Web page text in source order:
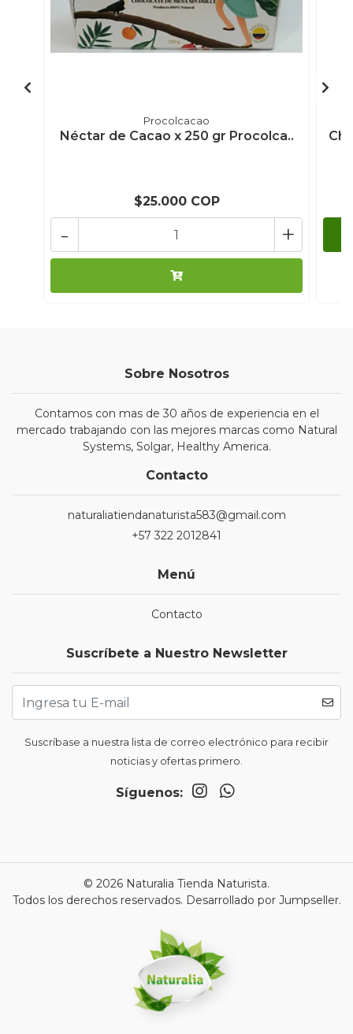
Procolcacao
Néctar de Cacao x 250 gr Procolca..
$25.000 COP
+
-
Sobre Nosotros
Contamos con mas de 30 años de experiencia en el
mercado trabajando con las mejores marcas como Natural
Systems, Solgar, Healthy America.
Contacto
naturaliatiendanaturista583@gmail.com
+57 322 2012841
Menú
Contacto
Suscríbete a Nuestro Newsletter
Suscríbase a nuestra lista de correo electrónico para recibir
noticias y ofertas primero.
Síguenos:
© 2026 Naturalia Tienda Naturista.
Todos los derechos reservados. Desarrollado por Jumpseller.